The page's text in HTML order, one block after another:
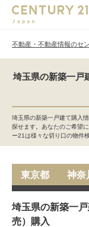
不動産・不動産情報のセ
埼玉県の新築一戸
埼玉県の新築一戸建て購入
探せます。あなたのご希望
ー21は様々な切り口の物件
東京都 神奈
埼玉県の新築一
売）購入